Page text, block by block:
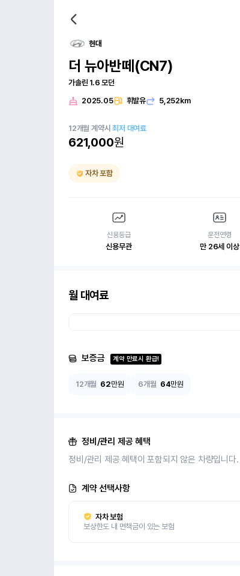
현대
더 뉴아반떼(CN7)
가솔린 1.6 모던
2025.05 휘발유 5,252km
12개월 계약시최저 대여료
621,000원
자차 포함
신용등급
신용무관
운전연령
만 26세 이상
월 대여료
보증금 계약 만료시 환급!
12개월 62만원 6개월 64만원
정비/관리 제공 혜택
정비/관리 제공 혜택이 포함되지 않은 차량입니다.
계약 선택사항
자차 보험
보상한도 내 면책금이 있는 보험